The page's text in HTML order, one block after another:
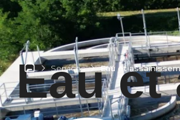
Services Eau et
Eau